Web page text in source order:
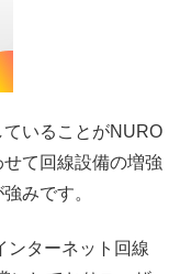
ていることがNURO
て回線設備の増強
みです。
ンターネット回線